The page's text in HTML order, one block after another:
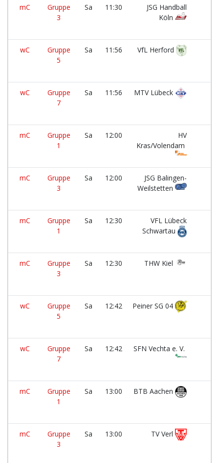
mC
Gruppe
3
Sa 11:30
JSG Handball
Köln
wC
Gruppe
5
Sa 11:56 VfL Herford
wC
Gruppe
7
Sa 11:56 MTV Lübeck
mC
Gruppe
1
Sa 12:00
HV
Kras/Volendam
mC
Gruppe
3
Sa 12:00
JSG Balingen-
Weilstetten
mC
Gruppe
1
Sa 12:30
VFL Lübeck
Schwartau
mC
Gruppe
3
Sa 12:30 THW Kiel
wC
Gruppe
5
Sa 12:42 Peiner SG 04
wC
Gruppe
7
Sa 12:42 SFN Vechta e. V.
mC
Gruppe
1
Sa 13:00 BTB Aachen
mC
Gruppe
3
Sa 13:00 TV Verl